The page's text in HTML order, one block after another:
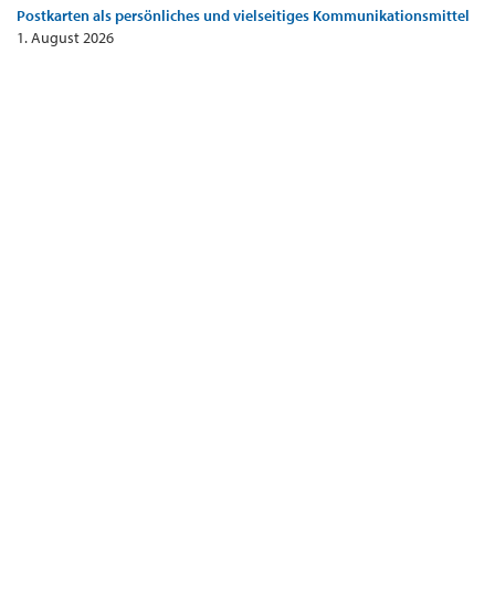
Postkarten als persönliches und vielseitiges Kommunikationsmittel
1. August 2026